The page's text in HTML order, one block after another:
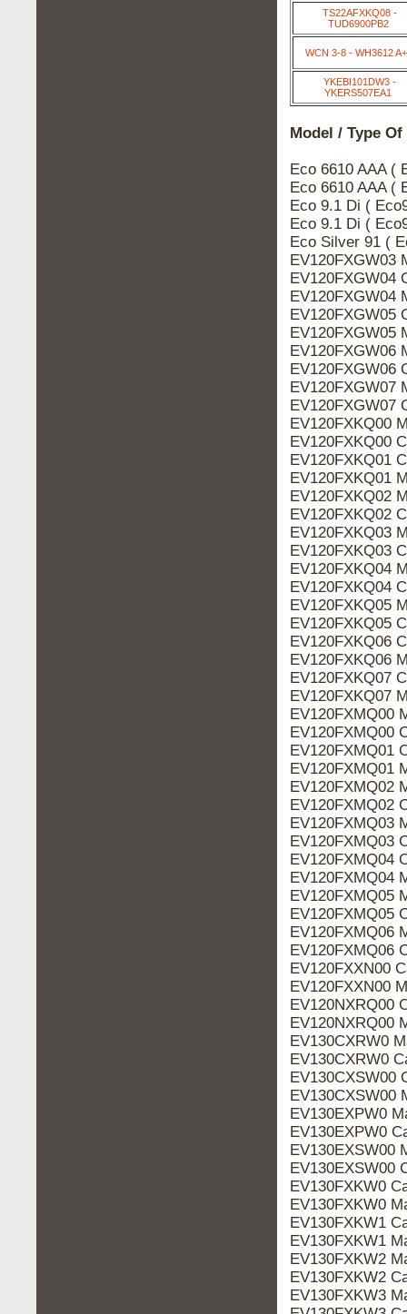
TS22AFXKQ08 -
TUD6900PB2
WCN 3-8 - WH3612
YKEBI101DW3 -
YKERS507EA1
Model / Type
Eco 6610 AAA (
Eco 6610 AAA (
Eco 9.1 Di (
Eco 9.1 Di (
Eco Silver 91 (
EV120FXGW03
EV120FXGW04
EV120FXGW04
EV120FXGW05
EV120FXGW05
EV120FXGW06
EV120FXGW06
EV120FXGW07
EV120FXGW07
EV120FXKQ00
EV120FXKQ00
EV120FXKQ01
EV120FXKQ01
EV120FXKQ02
EV120FXKQ02
EV120FXKQ03
EV120FXKQ03
EV120FXKQ04
EV120FXKQ04
EV120FXKQ05
EV120FXKQ05
EV120FXKQ06
EV120FXKQ06
EV120FXKQ07
EV120FXKQ07
EV120FXMQ00
EV120FXMQ00
EV120FXMQ01
EV120FXMQ01
EV120FXMQ02
EV120FXMQ02
EV120FXMQ03
EV120FXMQ03
EV120FXMQ04
EV120FXMQ04
EV120FXMQ05
EV120FXMQ05
EV120FXMQ06
EV120FXMQ06
EV120FXXN00
EV120FXXN00
EV120NXRQ00
EV120NXRQ00
EV130CXRW0
EV130CXRW0
EV130CXSW00
EV130CXSW00
EV130EXPW0
EV130EXPW0
EV130EXSW00
EV130EXSW00
EV130FXKW0
EV130FXKW0
EV130FXKW1
EV130FXKW1
EV130FXKW2
EV130FXKW2
EV130FXKW3